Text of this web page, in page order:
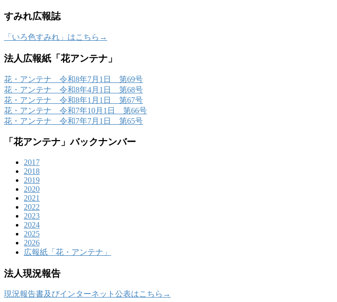
すみれ広報誌
「いろ色すみれ」はこちら→
法人広報紙「花アンテナ」
花・アンテナ 令和8年7月1日 第69号
花・アンテナ 令和8年4月1日 第68号
花・アンテナ 令和8年1月1日 第67号
花・アンテナ 令和7年10月1日 第66号
花・アンテナ 令和7年7月1日 第65号
「花アンテナ」バックナンバー
2017
2018
2019
2020
2021
2022
2023
2024
2025
2026
広報紙「花・アンテナ」
法人現況報告
現況報告書及びインターネット公表はこちら→